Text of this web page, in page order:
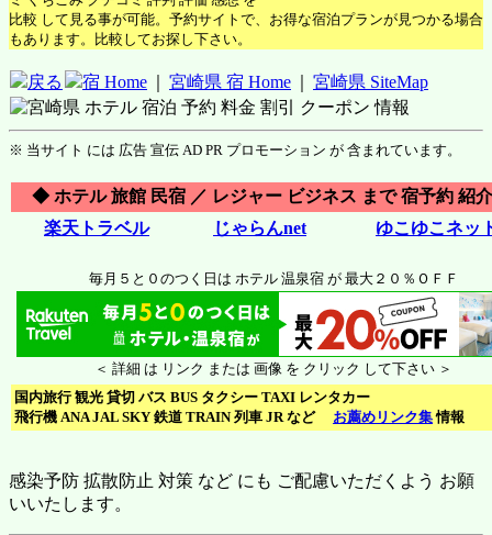
比較 して見る事が可能。予約サイトで、お得な宿泊プランが見つかる場合
もあります。比較してお探し下さい。
戻る 宿 Home 宮崎県 宿 Home 宮崎県 SiteMap
※ 当サイト には 広告 宣伝 AD PR プロモーション が 含まれています。
◆ ホテル 旅館 民宿 ／ レジャー ビジネス まで 宿予約 紹
楽天トラベル
じゃらんnet ゆこゆこネッ
毎月５と０のつく日は ホテル 温泉宿 が 最大２０％ＯＦＦ
＜ 詳細 は リンク または 画像 を クリック して下さい ＞
国内旅行 観光 貸切 バス BUS タクシー TAXI レンタカー
飛行機 ANA JAL SKY 鉄道 TRAIN 列車 JR など お薦めリンク集情報
感染予防 拡散防止 対策 など にも ご配慮いただくよう お願
いいたします。